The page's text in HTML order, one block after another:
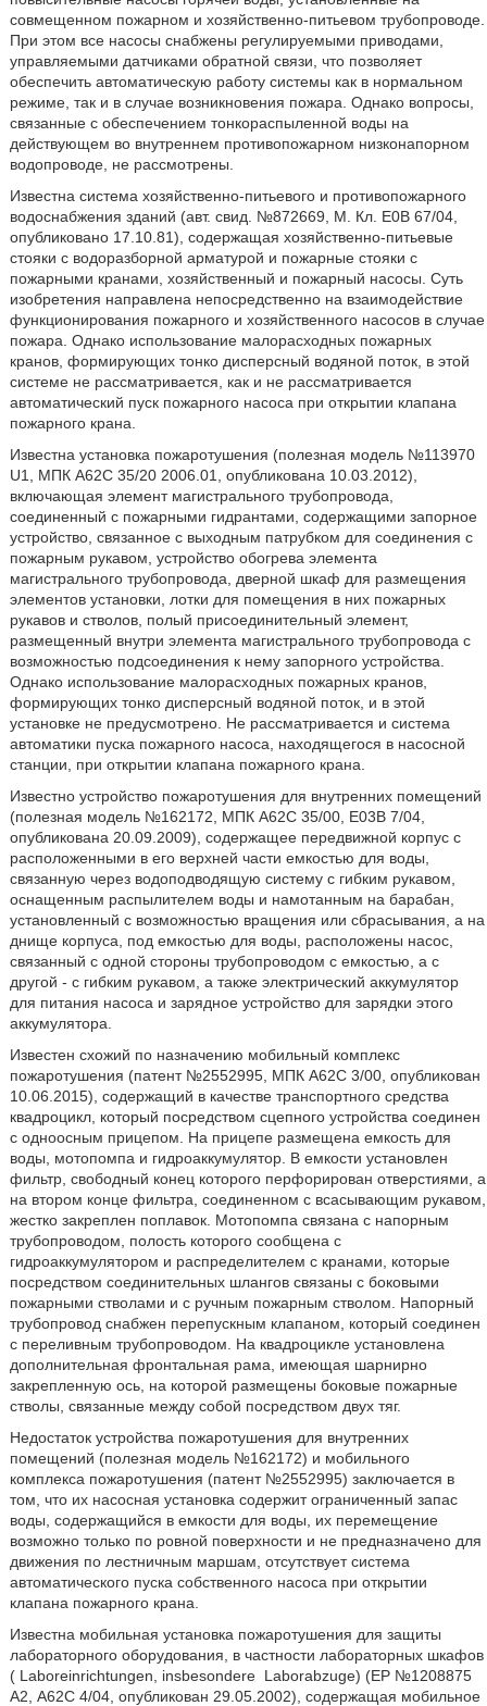
совмещенном пожарном и хозяйственно-питьевом трубопроводе.
При этом все насосы снабжены регулируемыми приводами,
управляемыми датчиками обратной связи, что позволяет
обеспечить автоматическую работу системы как в нормальном
режиме, так и в случае возникновения пожара. Однако вопросы,
связанные с обеспечением тонкораспыленной воды на
действующем во внутреннем противопожарном низконапорном
водопроводе, не рассмотрены.
Известна система хозяйственно-питьевого и противопожарного
водоснабжения зданий (авт. свид. №872669, М. Кл. Е0В 67/04,
опубликовано 17.10.81), содержащая хозяйственно-питьевые
стояки с водоразборной арматурой и пожарные стояки с
пожарными кранами, хозяйственный и пожарный насосы. Суть
изобретения направлена непосредственно на взаимодействие
функционирования пожарного и хозяйственного насосов в случае
пожара. Однако использование малорасходных пожарных
кранов, формирующих тонко дисперсный водяной поток, в этой
системе не рассматривается, как и не рассматривается
автоматический пуск пожарного насоса при открытии клапана
пожарного крана.
Известна установка пожаротушения (полезная модель №113970
U1, МПК А62С 35/20 2006.01, опубликована 10.03.2012),
включающая элемент магистрального трубопровода,
соединенный с пожарными гидрантами, содержащими запорное
устройство, связанное с выходным патрубком для соединения с
пожарным рукавом, устройство обогрева элемента
магистрального трубопровода, дверной шкаф для размещения
элементов установки, лотки для помещения в них пожарных
рукавов и стволов, полый присоединительный элемент,
размещенный внутри элемента магистрального трубопровода с
возможностью подсоединения к нему запорного устройства.
Однако использование малорасходных пожарных кранов,
формирующих тонко дисперсный водяной поток, и в этой
установке не предусмотрено. Не рассматривается и система
автоматики пуска пожарного насоса, находящегося в насосной
станции, при открытии клапана пожарного крана.
Известно устройство пожаротушения для внутренних помещений
(полезная модель №162172, МПК А62С 35/00, Е03В 7/04,
опубликована 20.09.2009), содержащее передвижной корпус с
расположенными в его верхней части емкостью для воды,
связанную через водоподводящую систему с гибким рукавом,
оснащенным распылителем воды и намотанным на барабан,
установленный с возможностью вращения или сбрасывания, а на
днище корпуса, под емкостью для воды, расположены насос,
связанный с одной стороны трубопроводом с емкостью, а с
другой - с гибким рукавом, а также электрический аккумулятор
для питания насоса и зарядное устройство для зарядки этого
аккумулятора.
Известен схожий по назначению мобильный комплекс
пожаротушения (патент №2552995, МПК А62С 3/00, опубликован
10.06.2015), содержащий в качестве транспортного средства
квадроцикл, который посредством сцепного устройства соединен
с одноосным прицепом. На прицепе размещена емкость для
воды, мотопомпа и гидроаккумулятор. В емкости установлен
фильтр, свободный конец которого перфорирован отверстиями, а
на втором конце фильтра, соединенном с всасывающим рукавом,
жестко закреплен поплавок. Мотопомпа связана с напорным
трубопроводом, полость которого сообщена с
гидроаккумулятором и распределителем с кранами, которые
посредством соединительных шлангов связаны с боковыми
пожарными стволами и с ручным пожарным стволом. Напорный
трубопровод снабжен перепускным клапаном, который соединен
с переливным трубопроводом. На квадроцикле установлена
дополнительная фронтальная рама, имеющая шарнирно
закрепленную ось, на которой размещены боковые пожарные
стволы, связанные между собой посредством двух тяг.
Недостаток устройства пожаротушения для внутренних
помещений (полезная модель №162172) и мобильного
комплекса пожаротушения (патент №2552995) заключается в
том, что их насосная установка содержит ограниченный запас
воды, содержащийся в емкости для воды, их перемещение
возможно только по ровной поверхности и не предназначено для
движения по лестничным маршам, отсутствует система
автоматического пуска собственного насоса при открытии
клапана пожарного крана.
Известна мобильная установка пожаротушения для защиты
лабораторного оборудования, в частности лабораторных шкафов
(Laboreinrichtungen, insbesondere Laborabzuge) (ЕР №1208875
А2, А62С 4/04, опубликован 29.05.2002), содержащая мобильное